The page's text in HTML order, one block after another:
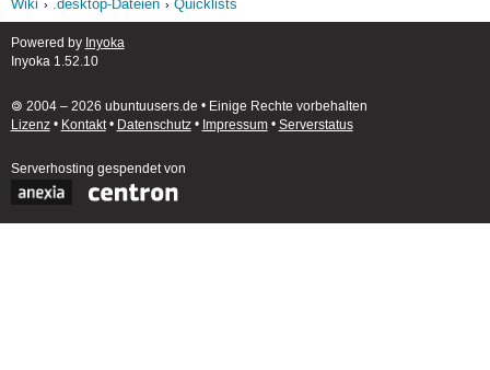
Wiki
.desktop-Dateien Quicklists
Powered by Inyoka
Inyoka 1.52.10
🄯 2004 – 2026 ubuntuusers.de • Einige Rechte vorbehalten
Lizenz• Kontakt• Datenschutz• Impressum• Serverstatus
Serverhosting gespendet von